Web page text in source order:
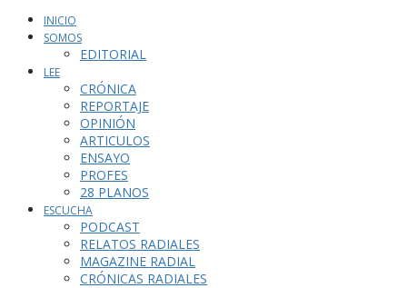
INICIO
SOMOS
EDITORIAL
LEE
CRÓNICA
REPORTAJE
OPINIÓN
ARTICULOS
ENSAYO
PROFES
28 PLANOS
ESCUCHA
PODCAST
RELATOS RADIALES
MAGAZINE RADIAL
CRÓNICAS RADIALES